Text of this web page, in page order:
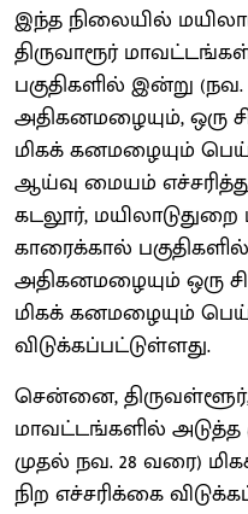
இந்த நிலையில்
திருவாரூர்
பகுதிகளில் இன்று
அதிகனமழையும், ஒரு
மிகக் கனமழையும்
ஆய்வு மையம்
கடலூர்,
காரைக்கால்
அதிகனமழையும் ஒரு
மிகக் கனமழையும்
விடுக்கப்பட்டுள்ளது.
சென்னை, திருவள்ளூர்,
மாவட்டங்களில் அடுத்த
முதல் நவ. 28 வரை)
நிற எச்சரிக்கை